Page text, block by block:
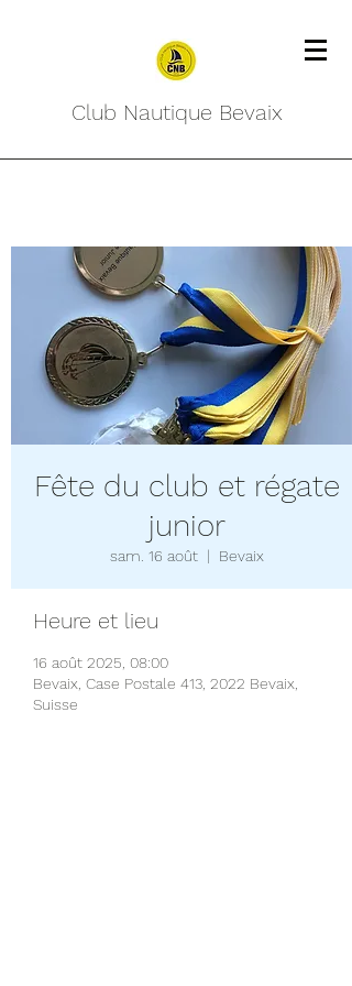
Club Nautique Bevaix
Fête du club et régate
junior
sam. 16 août
  |
Bevaix
Heure et lieu
16 août 2025, 08:00
Bevaix, Case Postale 413, 2022 Bevaix,
Suisse